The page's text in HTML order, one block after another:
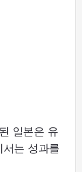
일본은 유
는 성과를